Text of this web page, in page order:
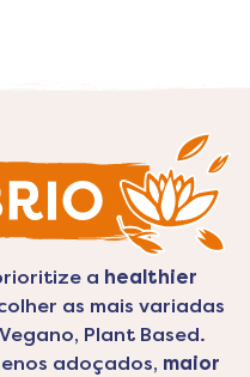
a healthier
as mais variadas
Plant Based.
adoçados, maior